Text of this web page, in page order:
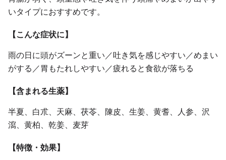
いタイプにおすすめです。
【こんな症状に】
雨の日に頭がズーンと重い／吐き気を感じやすい／めまい
がする／胃もたれしやすい／疲れると食欲が落ちる
【含まれる生薬】
半夏、白朮、天麻、茯苓、陳皮、生姜、黄耆、人参、沢
瀉、黄柏、乾姜、麦芽
【特徴・効果】